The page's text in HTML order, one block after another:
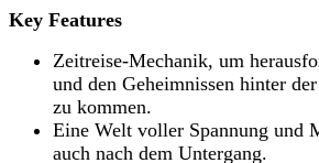
Key Features
Zeitreise-Mechanik, um
und den Geheimnissen hinter
zu kommen.
Eine Welt voller Spannung und
auch nach dem Untergang.